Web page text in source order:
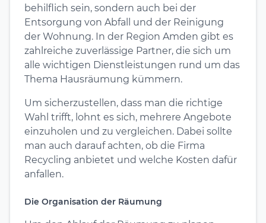
behilflich sein, sondern auch bei der
Entsorgung von Abfall und der Reinigung
der Wohnung. In der Region Amden gibt es
zahlreiche zuverlässige Partner, die sich um
alle wichtigen Dienstleistungen rund um das
Thema Hausräumung kümmern.
Um sicherzustellen, dass man die richtige
Wahl trifft, lohnt es sich, mehrere Angebote
einzuholen und zu vergleichen. Dabei sollte
man auch darauf achten, ob die Firma
Recycling anbietet und welche Kosten dafür
anfallen.
Die Organisation der Räumung